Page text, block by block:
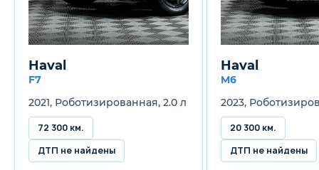
Объём багажника
337 л
Трансмиссия
Привод
Передний
Haval
F7
2021, Роботизированная, 2.0 л
72 300 км.
ДТП не найдены
Haval
M6
2023,
20 300 км.
ДТП не найдены